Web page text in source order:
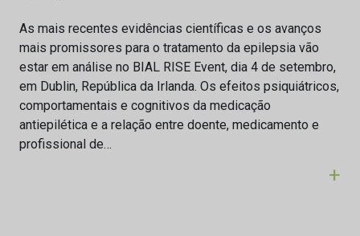
As mais recentes evidências científicas e os avanços
mais promissores para o tratamento da epilepsia vão
estar em análise no BIAL RISE Event, dia 4 de setembro,
em Dublin, República da Irlanda. Os efeitos psiquiátricos,
comportamentais e cognitivos da medicação
antiepilética e a relação entre doente, medicamento e
profissional de…
+